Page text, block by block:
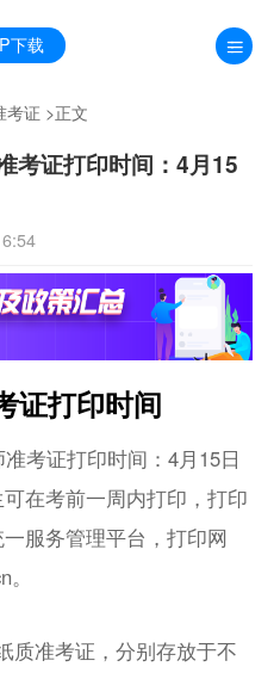
下载
考证 >正文
考证打印时间：4月15
证打印时间
考证打印时间：4月15日
在考前一周内打印，打印
服务管理平台，打印网
质准考证，分别存放于不